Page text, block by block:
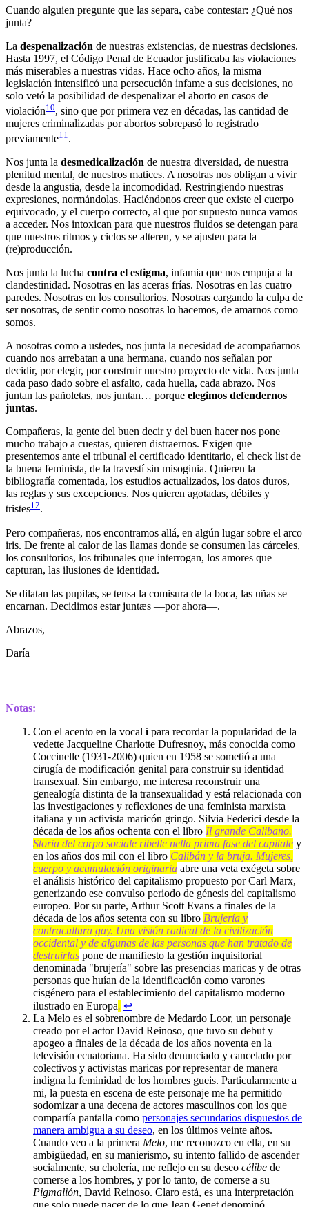
Cuando alguien pregunte que las separa, cabe contestar: ¿Qué nos
junta?
La despenalización de nuestras existencias, de nuestras decisiones.
Hasta 1997, el Código Penal de Ecuador justificaba las violaciones
más miserables a nuestras vidas. Hace ocho años, la misma
legislación intensificó una persecución infame a sus decisiones, no
solo vetó la posibilidad de despenalizar el aborto en casos de
violación10, sino que por primera vez en décadas, las cantidad de
mujeres criminalizadas por abortos sobrepasó lo registrado
previamente11 .
Nos junta la desmedicalización de nuestra diversidad, de nuestra
plenitud mental, de nuestros matices. A nosotras nos obligan a vivir
desde la angustia, desde la incomodidad. Restringiendo nuestras
expresiones, normándolas. Haciéndonos creer que existe el cuerpo
equivocado, y el cuerpo correcto, al que por supuesto nunca vamos
a acceder. Nos intoxican para que nuestros fluidos se detengan para
que nuestros ritmos y ciclos se alteren, y se ajusten para la
(re)producción.
Nos junta la lucha contra el estigma, infamia que nos empuja a la
clandestinidad. Nosotras en las aceras frías. Nosotras en las cuatro
paredes. Nosotras en los consultorios. Nosotras cargando la culpa de
ser nosotras, de sentir como nosotras lo hacemos, de amarnos como
somos.
A nosotras como a ustedes, nos junta la necesidad de acompañarnos
cuando nos arrebatan a una hermana, cuando nos señalan por
decidir, por elegir, por construir nuestro proyecto de vida. Nos junta
cada paso dado sobre el asfalto, cada huella, cada abrazo. Nos
juntan las pañoletas, nos juntan… porque elegimos defendernos
juntas.
Compañeras, la gente del buen decir y del buen hacer nos pone
mucho trabajo a cuestas, quieren distraernos. Exigen que
presentemos ante el tribunal el certificado identitario, el check list de
la buena feminista, de la travestí sin misoginia. Quieren la
bibliografía comentada, los estudios actualizados, los datos duros,
las reglas y sus excepciones. Nos quieren agotadas, débiles y
tristes12.
Pero compañeras, nos encontramos allá, en algún lugar sobre el arco
iris. De frente al calor de las llamas donde se consumen las cárceles,
los consultorios, los tribunales que interrogan, los amores que
capturan, las ilusiones de identidad.
Se dilatan las pupilas, se tensa la comisura de la boca, las uñas se
encarnan. Decidimos estar juntæs —por ahora—.
Abrazos,
Daría
Notas:
Con el acento en la vocal ípara recordar la popularidad de la
vedette Jacqueline Charlotte Dufresnoy, más conocida como
Coccinelle (1931-2006) quien en 1958 se sometió a una
cirugía de modificación genital para construir su identidad
transexual. Sin embargo, me interesa reconstruir una
genealogía distinta de la transexualidad y está relacionada con
las investigaciones y reflexiones de una feminista marxista
italiana y un activista maricón gringo. Silvia Federici desde la
década de los años ochenta con el libro Il grande Calibano.
Storia del corpo sociale ribelle nella prima fase del capitale y
en los años dos mil con el libro Calibán y la bruja. Mujeres,
cuerpo y acumulación originaria abre una veta exégeta sobre
el análisis histórico del capitalismo propuesto por Carl Marx,
generizando ese convulso periodo de génesis del capitalismo
europeo. Por su parte, Arthur Scott Evans a finales de la
década de los años setenta con su libro Brujería y
contracultura gay. Una visión radical de la civilización
occidental y de algunas de las personas que han tratado de
destruirlas pone de manifiesto la gestión inquisitorial
denominada "brujería" sobre las presencias maricas y de otras
personas que huían de la identificación como varones
cisgénero para el establecimiento del capitalismo moderno
ilustrado en Europa. ↩︎
La Melo es el sobrenombre de Medardo Loor, un personaje
creado por el actor David Reinoso, que tuvo su debut y
apogeo a finales de la década de los años noventa en la
televisión ecuatoriana. Ha sido denunciado y cancelado por
colectivos y activistas maricas por representar de manera
indigna la feminidad de los hombres gueis. Particularmente a
mi, la puesta en escena de este personaje me ha permitido
sodomizar a una decena de actores masculinos con los que
compartía pantalla como personajes secundarios dispuestos de
manera ambigua a su deseo, en los últimos veinte años.
Cuando veo a la primera Melo, me reconozco en ella, en su
ambigüedad, en su manierismo, su intento fallido de ascender
socialmente, su cholería, me reflejo en su deseo célibe de
comerse a los hombres, y por lo tanto, de comerse a su
Pigmalión, David Reinoso. Claro está, es una interpretación
que solo puede nacer de lo que Jean Genet denominó